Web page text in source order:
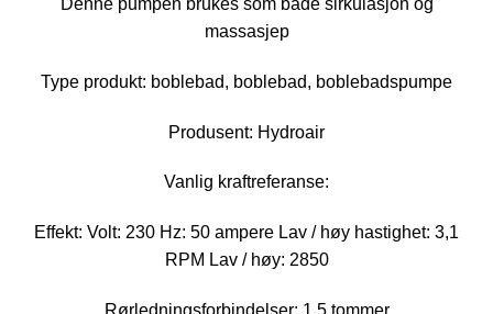
Denne pumpen brukes som både sirkulasjon og
massasjep
Type produkt: boblebad, boblebad, boblebadspumpe
Produsent: Hydroair
Vanlig kraftreferanse:
Effekt: Volt: 230 Hz: 50 ampere Lav / høy hastighet: 3,1
RPM Lav / høy: 2850
Rørledningsforbindelser: 1,5 tommer